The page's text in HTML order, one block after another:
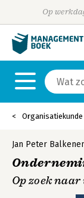
Op
Organisatiekunde
Jan Peter
Op zoek